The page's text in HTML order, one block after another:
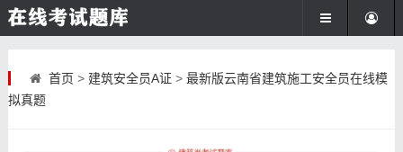
首页 > 建筑安全员A证> 最新版云南省建筑施工安全员在线模
拟真题